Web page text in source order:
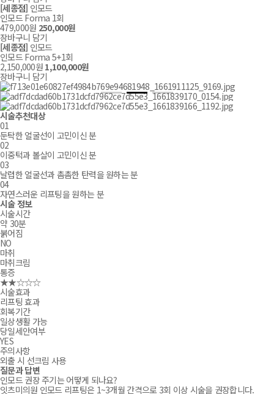
[세종점] 인모드
인모드 Forma 1회
479,000원 250,000원
장바구니 담기
[세종점] 인모드
인모드 Forma 5+1회
2,150,000원 1,100,000원
장바구니 담기
시술추천대상토글
01
둔탁한 얼굴선이 고민이신 분
02
이중턱과 볼살이 고민이신 분
03
날렵한 얼굴선과 촘촘한 탄력을 원하는 분
04
자연스러운 리프팅을 원하는 분
시술 정보토글
시술시간
약 30분
붉어짐
NO
마취
마취크림
통증
★★☆☆☆
시술효과
리프팅 효과
회복기간
일상생활 가능
당일세안여부
YES
주의사항
외출 시 선크림 사용
질문과 답변토글
인모드 권장 주기는 어떻게 되나요?
잇츠미의원 인모드 리프팅은 1~3개월 간격으로 3회 이상 시술을 권장합니다.